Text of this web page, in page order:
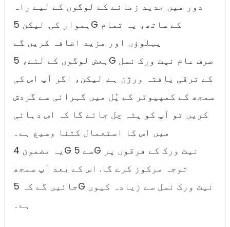
دور میں جدید زمانے کے لوگوں کے لیے راہ
ہموار کی. لیکن 5G کے ساتھ، یہ تمام
پہلوؤں اور مزید اضافہ کریں گے
بعض لوگوں کے لئے، 5G صرف عام نیٹ ورک نسل
کے ترقی یافتہ ورژن ہے. لیکن، اگر آپ اس کی
سمجھ کے کمپیوٹر کے پُل میں گہرائی سے گردش
کریں تو آپ کو پتہ چل جائے گا کہ اس دہائی
میں اس کا استعمال کتنا وسیع ہے۔
یہ مضمون 4G سے 5G نیٹ ورک کے فرقوں پر
توجہ مرکوز کرے گا. اس کے بعد آپ سمجھ
جائیں گے کہ 5G نیٹ ورک نسل سے زیادہ کیوں
ہے۔